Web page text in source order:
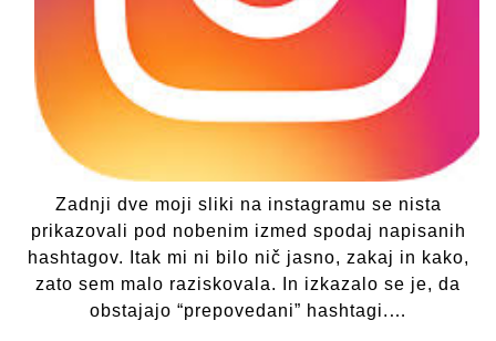
Zadnji dve moji sliki na instagramu se nista
prikazovali pod nobenim izmed spodaj napisanih
hashtagov. Itak mi ni bilo nič jasno, zakaj in kako,
zato sem malo raziskovala. In izkazalo se je, da
obstajajo “prepovedani” hashtagi.…